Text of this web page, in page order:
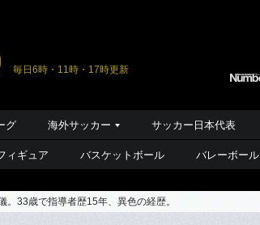
毎日6時・11時・17時更新
グ 海外サッカー サッカー日本代表
ィギュア バスケットボール バレーボール
。33歳で指導者歴15年、異色の経歴。